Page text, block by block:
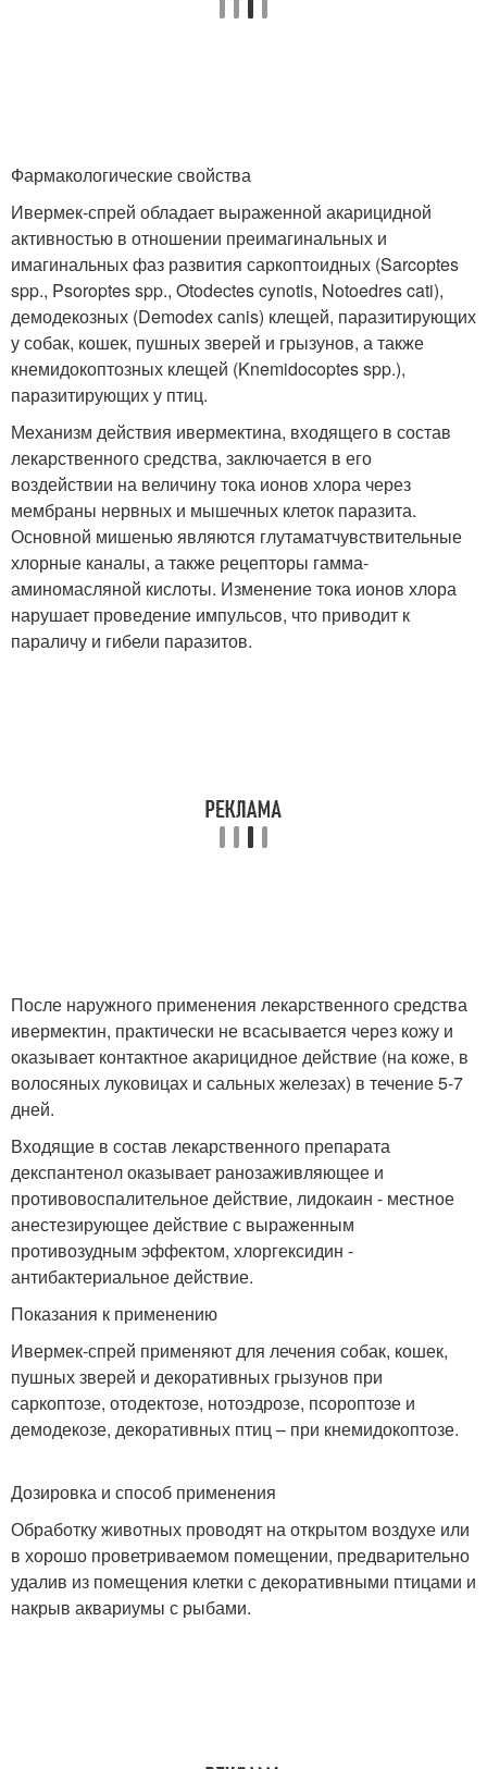
Фармакологические свойства
Ивермек-спрей обладает выраженной акарицидной
активностью в отношении преимагинальных и
имагинальных фаз развития саркоптоидных (Sarcoрtes
spp., Psoroptes spp., Otodectes cynotis, Notoedres cati),
демодекозных (Demodex саnis) клещей, паразитирующих
у собак, кошек, пушных зверей и грызунов, а также
кнемидокоптозных клещей (Knemidocoptes spp.),
паразитирующих у птиц.
Механизм действия ивермектина, входящего в состав
лекарственного средства, заключается в его
воздействии на величину тока ионов хлора через
мембраны нервных и мышечных клеток паразита.
Основной мишенью являются глутаматчувствительные
хлорные каналы, а также рецепторы гамма-
аминомасляной кислоты. Изменение тока ионов хлора
нарушает проведение импульсов, что приводит к
параличу и гибели паразитов.
После наружного применения лекарственного средства
ивермектин, практически не всасывается через кожу и
оказывает контактное акарицидное действие (на коже, в
волосяных луковицах и сальных железах) в течение 5-7
дней.
Входящие в состав лекарственного препарата
декспантенол оказывает ранозаживляющее и
противовоспалительное действие, лидокаин - местное
анестезирующее действие с выраженным
противозудным эффектом, хлоргексидин -
антибактериальное действие.
Показания к применению
Ивермек-спрей применяют для лечения собак, кошек,
пушных зверей и декоративных грызунов при
саркоптозе, отодектозе, нотоэдрозе, псороптозе и
демодекозе, декоративных птиц – при кнемидокоптозе.
Дозировка и способ применения
Обработку животных проводят на открытом воздухе или
в хорошо проветриваемом помещении, предварительно
удалив из помещения клетки с декоративными птицами и
накрыв аквариумы с рыбами.